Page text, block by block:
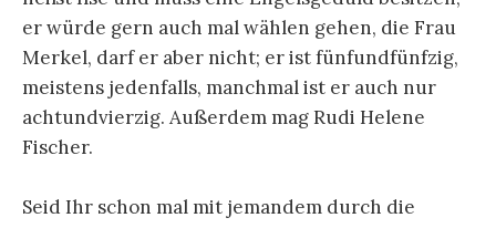
er würde gern auch mal wählen gehen, die Frau
Merkel, darf er aber nicht; er ist fünfundfünfzig,
meistens jedenfalls, manchmal ist er auch nur
achtundvierzig. Außerdem mag Rudi Helene
Fischer.
Seid Ihr schon mal mit jemandem durch die